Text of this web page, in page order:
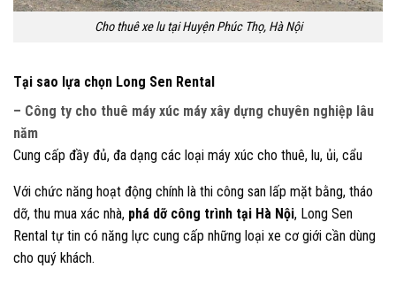
Cho thuê xe lu tại Huyện Phúc Thọ, Hà Nội
Tại sao lựa chọn Long Sen Rental
– Công ty cho thuê máy xúc máy xây dựng chuyên nghiệp lâu
năm
Cung cấp đầy đủ, đa dạng các loại máy xúc cho thuê, lu, ủi, cẩu
Với chức năng hoạt động chính là thi công san lấp mặt bằng, tháo
dỡ, thu mua xác nhà, phá dỡ công trình tại Hà Nội, Long Sen
Rental tự tin có năng lực cung cấp những loại xe cơ giới cần dùng
cho quý khách.